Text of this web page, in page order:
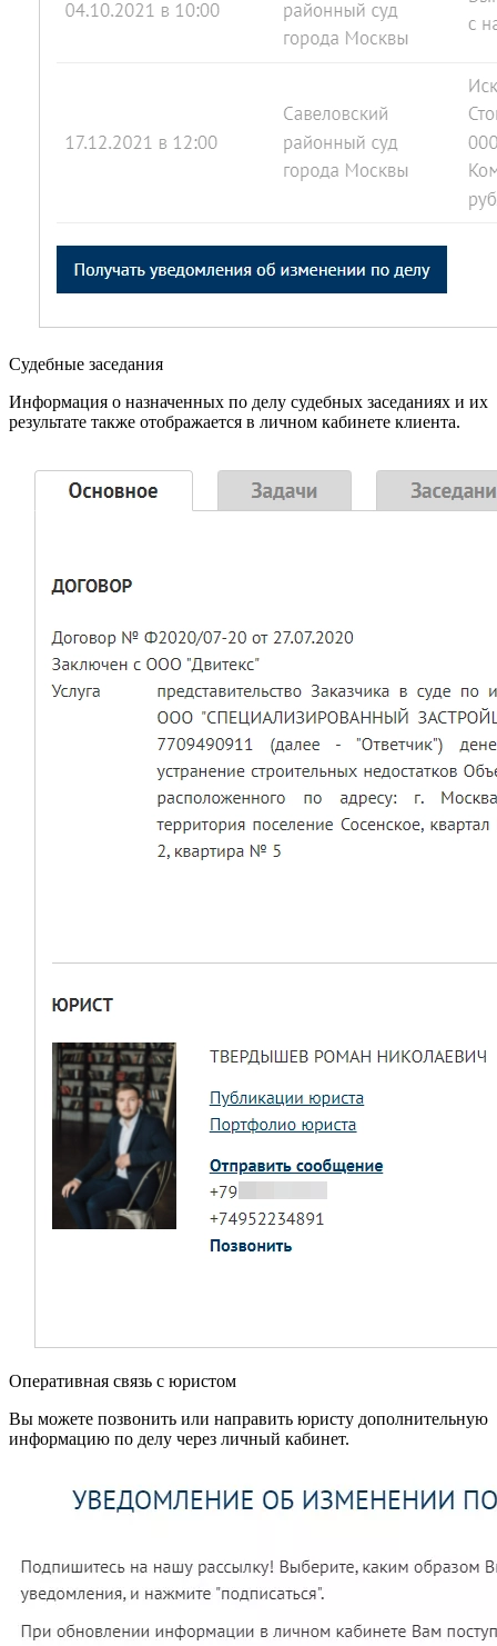
Судебные заседания
Информация о назначенных по делу судебных заседаниях и их
результате также отображается в личном кабинете клиента.
Оперативная связь с юристом
Вы можете позвонить или направить юристу дополнительную
информацию по делу через личный кабинет.